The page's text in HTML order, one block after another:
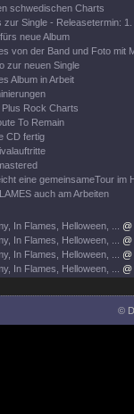
schwedischen Charts
zur Single - Releasetermin:
neue Album
von der Band und Foto mit
zur neuen Single
Album in Arbeit
Plus Rock Charts
To Remain
CD fertig
eine gemeinsameTour im
auch am Arbeiten
In Flames, Helloween, ...
@
In Flames, Helloween, ...
@
In Flames, Helloween, ...
@
In Flames, Helloween, ... @
©